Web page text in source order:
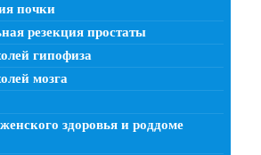
почки
резекция простаты
гипофиза
мозга
здоровья и роддоме